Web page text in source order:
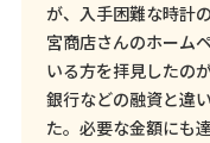
が、入手困難な時計
宮商店さんのホーム
いる方を拝見したの
銀行などの融資と違
た。必要な金額にも